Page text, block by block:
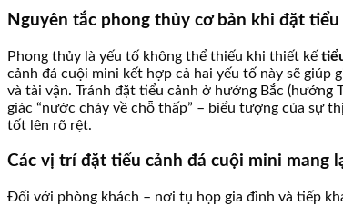
Nguyên tắc phong thủy cơ bản khi đặt
Phong thủy là yếu tố không thể thiếu khi thiết kế
cảnh đá cuội mini kết hợp cả hai yếu tố này sẽ
và tài vận. Tránh đặt tiểu cảnh ở hướng Bắc (hướng
giác “nước chảy về chỗ thấp” – biểu tượng của sự
tốt lên rõ rệt.
Các vị trí đặt tiểu cảnh đá cuội mini mang
Đối với phòng khách – nơi tụ họp gia đình và tiếp